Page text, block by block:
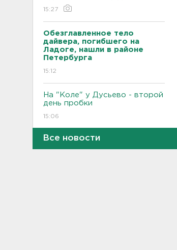
15:27
Обезглавленное тело
дайвера, погибшего на
Ладоге, нашли в районе
Петербурга
15:12
На "Коле" у Дусьево - второй
день пробки
15:06
В Петербурге переносят с
Московского вокзала еще
Все новости